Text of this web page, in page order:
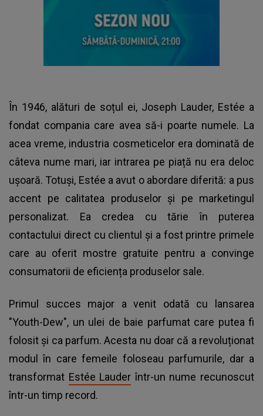
În 1946, alături de soțul ei, Joseph Lauder, Estée a
fondat compania care avea să-i poarte numele. La
acea vreme, industria cosmeticelor era dominată de
câteva nume mari, iar intrarea pe piață nu era deloc
ușoară. Totuși, Estée a avut o abordare diferită: a pus
accent pe calitatea produselor și pe marketingul
personalizat. Ea credea cu tărie în puterea
contactului direct cu clientul și a fost printre primele
care au oferit mostre gratuite pentru a convinge
consumatorii de eficiența produselor sale.
Primul succes major a venit odată cu lansarea
"Youth-Dew", un ulei de baie parfumat care putea fi
folosit și ca parfum. Acesta nu doar că a revoluționat
modul în care femeile foloseau parfumurile, dar a
transformat Estée Lauder într-un nume recunoscut
într-un timp record.